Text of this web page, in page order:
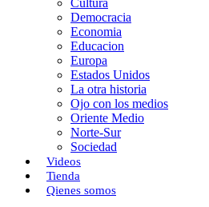
Cultura
Democracia
Economia
Educacion
Europa
Estados Unidos
La otra historia
Ojo con los medios
Oriente Medio
Norte-Sur
Sociedad
Videos
Tienda
Qienes somos